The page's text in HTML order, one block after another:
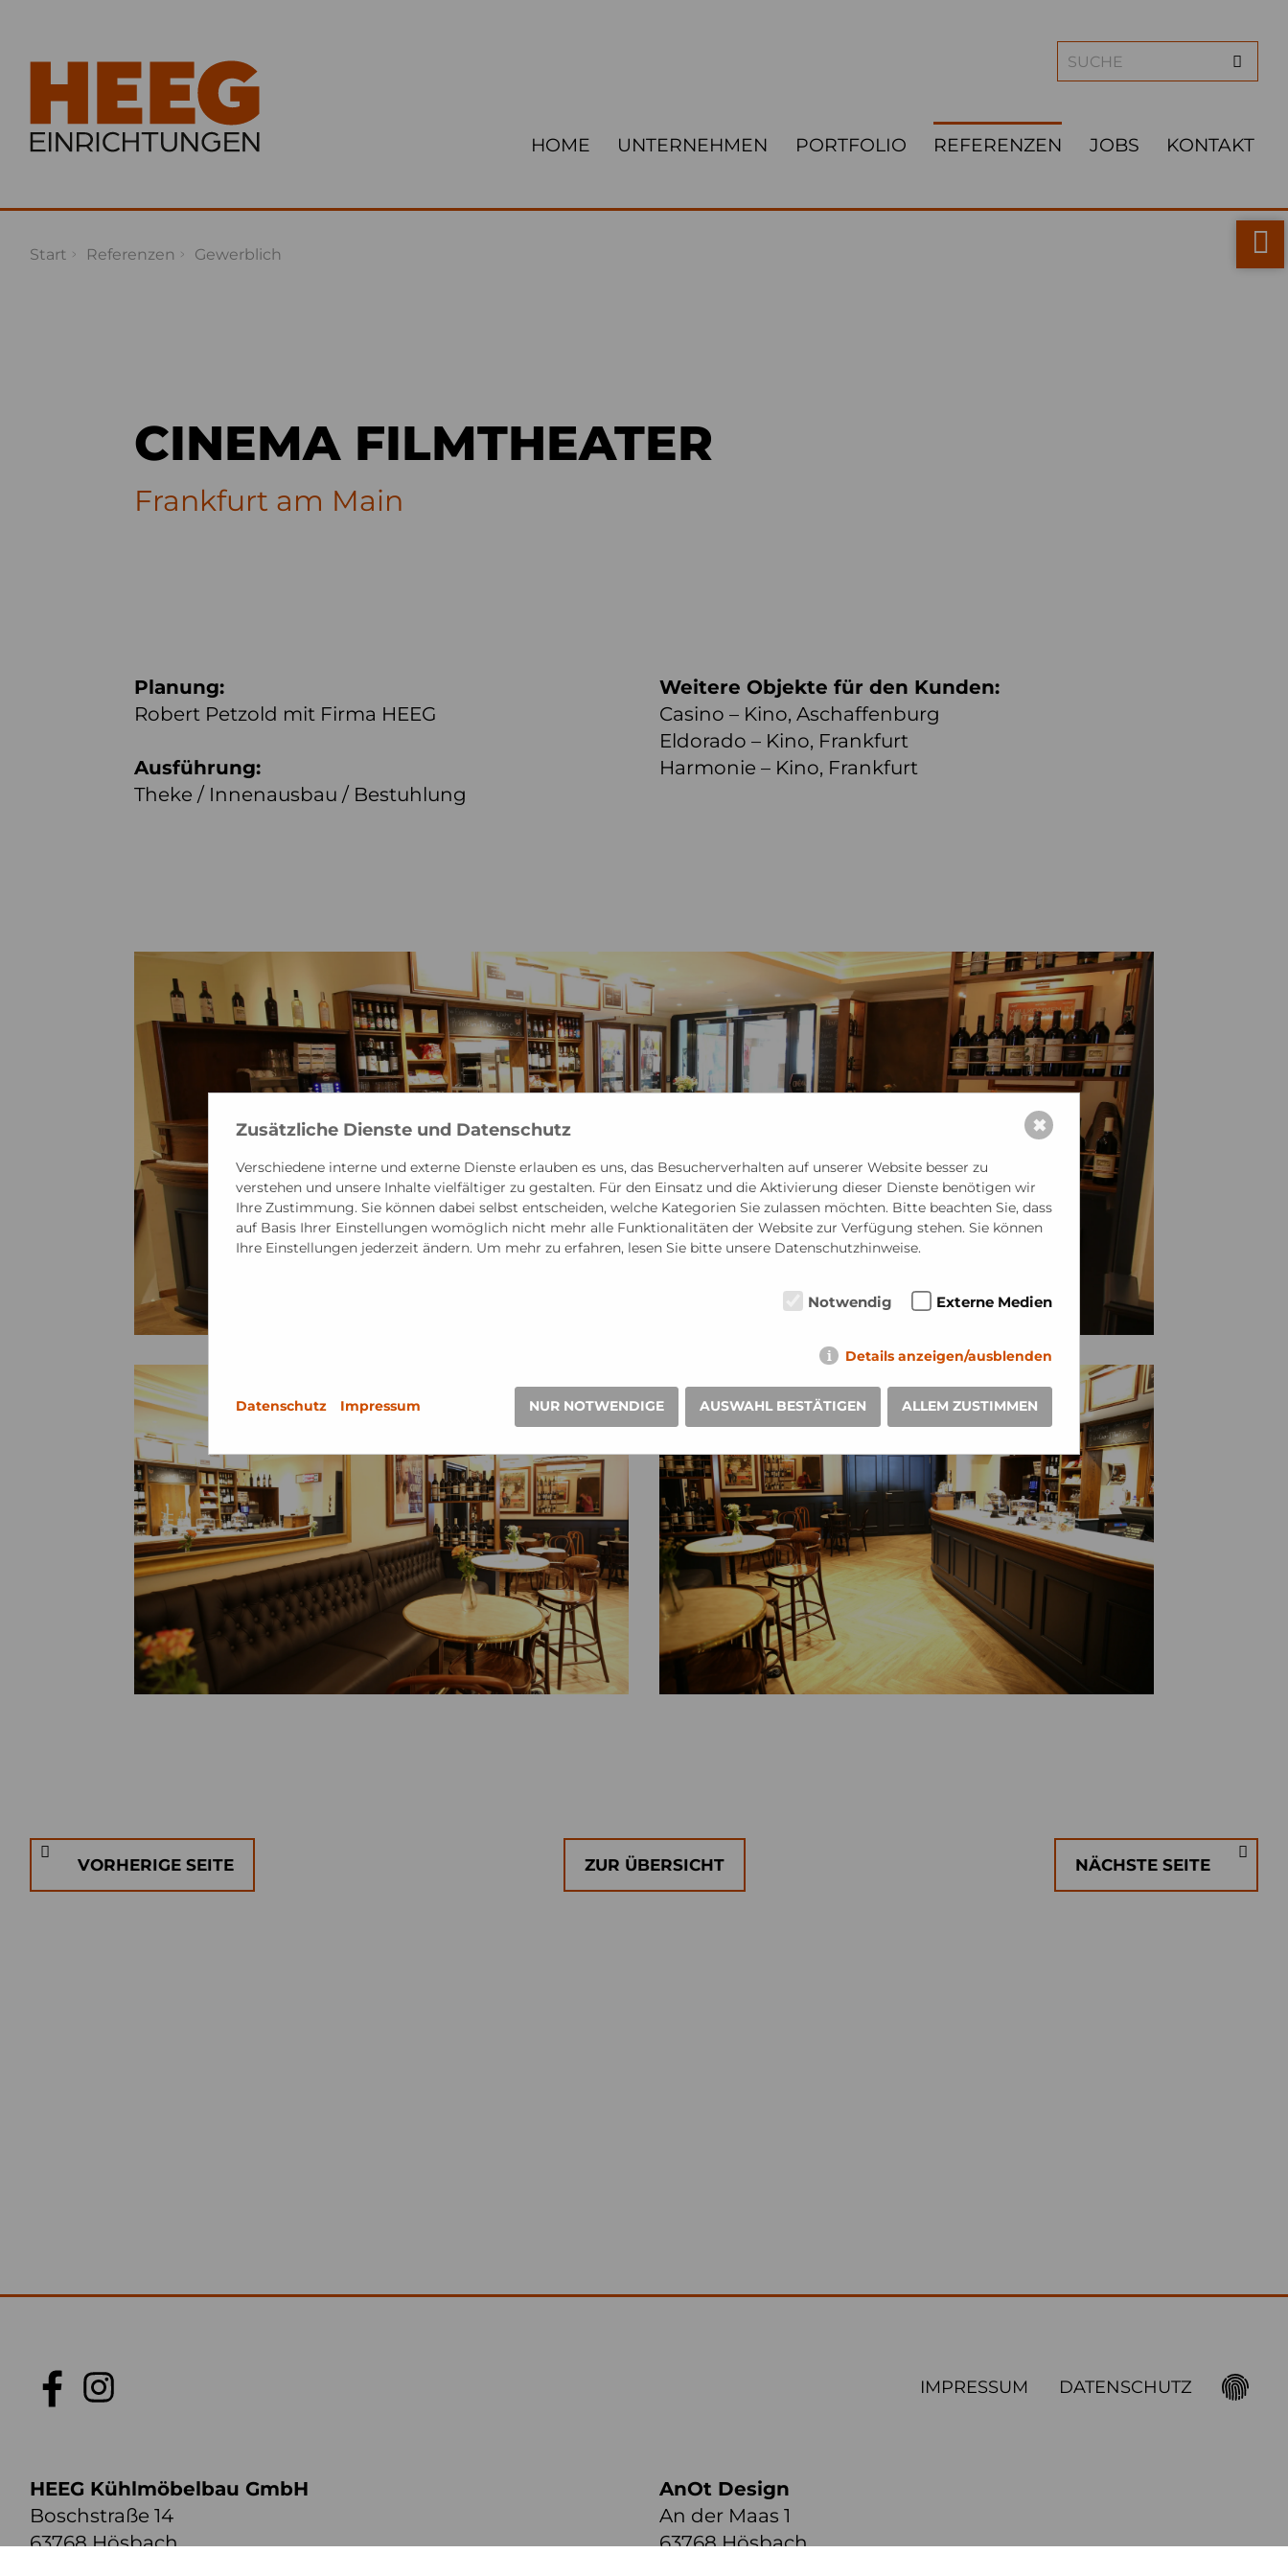
HOME UNTERNEHMEN PORTFOLIO REFERENZEN JOBS KONTAKT
Start Referenzen Gewerblich
CINEMA FILMTHEATER
Frankfurt am Main
Planung:
Robert Petzold mit Firma HEEG
Ausführung:
Theke / Innenausbau / Bestuhlung
Weitere Objekte für den Kunden:
Casino – Kino, Aschaffenburg
Eldorado – Kino, Frankfurt
Harmonie – Kino, Frankfurt
NÄCHSTE SEITE
VORHERIGE SEITE ZUR ÜBERSICHT
HEEG Kühlmöbelbau GmbH
Boschstraße 14
63768 Hösbach
AnOt Design
An der Maas 1
63768 Hösbach
IMPRESSUM DATENSCHUTZ
Zusätzliche Dienste und Datenschutz
Verschiedene interne und externe Dienste erlauben es uns, das Besucherverhalten auf unserer Website besser zu
verstehen und unsere Inhalte vielfältiger zu gestalten. Für den Einsatz und die Aktivierung dieser Dienste benötigen wir
Ihre Zustimmung. Sie können dabei selbst entscheiden, welche Kategorien Sie zulassen möchten. Bitte beachten Sie, dass
auf Basis Ihrer Einstellungen womöglich nicht mehr alle Funktionalitäten der Website zur Verfügung stehen. Sie können
Ihre Einstellungen jederzeit ändern. Um mehr zu erfahren, lesen Sie bitte unsere Datenschutzhinweise.
Notwendig Externe Medien
Details anzeigen/ausblenden
NUR NOTWENDIGE AUSWAHL BESTÄTIGEN ALLEM ZUSTIMMEN
Datenschutz Impressum
✖